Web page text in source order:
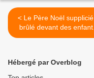
< Le Père Noël supplicié :
brûlé devant des enfants
des patronages sur le
abstenu de prendre parti.
Hébergé par Overblog